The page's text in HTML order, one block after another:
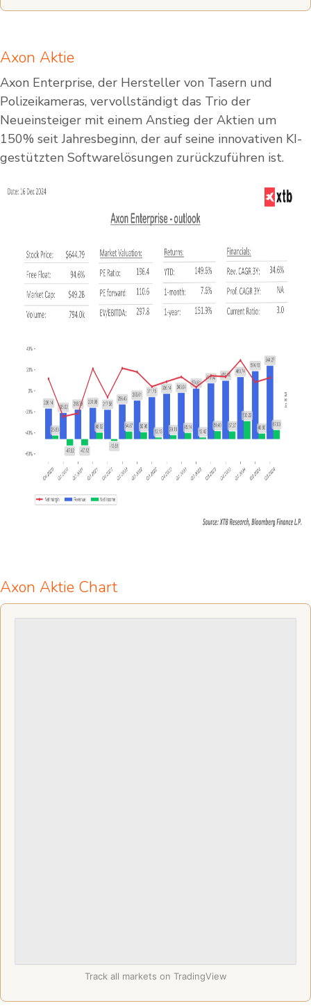
Axon Aktie
Axon Enterprise, der Hersteller von Tasern und
Polizeikameras, vervollständigt das Trio der
Neueinsteiger mit einem Anstieg der Aktien um
150% seit Jahresbeginn, der auf seine innovativen KI-
gestützten Softwarelösungen zurückzuführen ist.
Axon Aktie Chart
Track all markets on TradingView